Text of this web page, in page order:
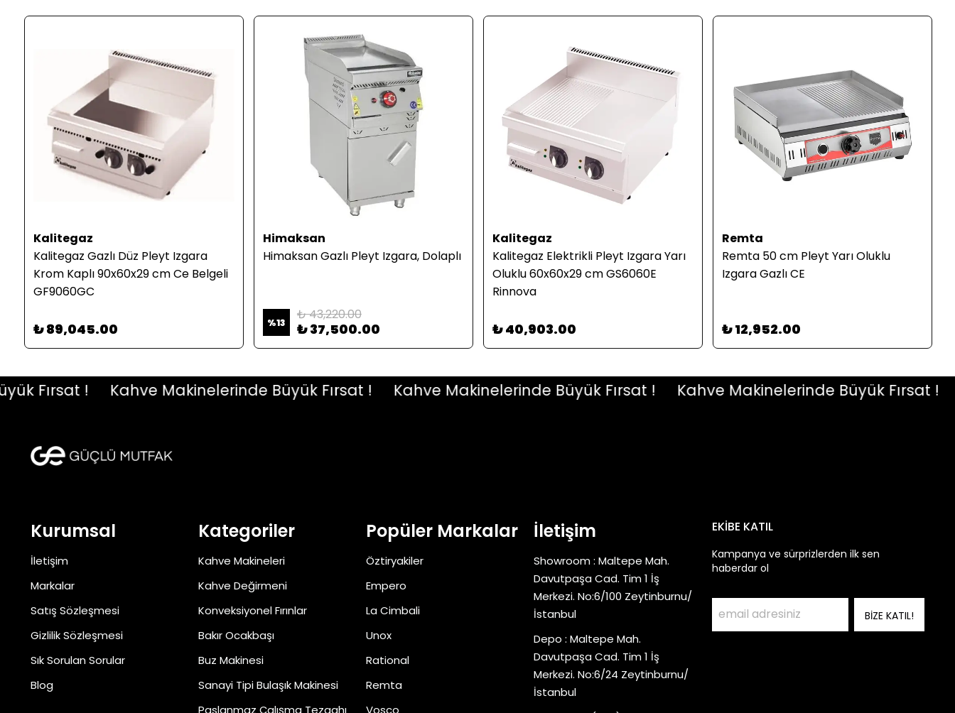
Kalitegaz
Kalitegaz Gazlı Düz Pleyt Izgara
Krom Kaplı 90x60x29 cm Ce Belgeli
GF9060GC
₺ 89,045.00
Himaksan
Himaksan Gazlı Pleyt Izgara, Dolaplı
%13 ₺ 43,220.00
₺ 37,500.00
Kalitegaz
Kalitegaz Elektrikli Pleyt Izgara Yarı
Oluklu 60x60x29 cm GS6060E
Rinnova
₺ 40,903.00
Remta
Remta 50 cm Pleyt Yarı Oluklu
Izgara Gazlı CE
₺ 12,952.00
Fırsat ! Kahve Makinelerinde Büyük Fırsat ! Kahve Makinelerinde Büyük Fırsat ! Kahve Makinelerinde Büyük Fırsat !
Kurumsal
İletişim
Markalar
Satış Sözleşmesi
Gizlilik Sözleşmesi
Sık Sorulan Sorular
Blog
Kategoriler
Kahve Makineleri
Kahve Değirmeni
Konveksiyonel Fırınlar
Bakır Ocakbaşı
Buz Makinesi
Sanayi Tipi Bulaşık Makinesi
Paslanmaz Çalışma Tezgahı
Popüler Markalar
Öztiryakiler
Empero
La Cimbali
Unox
Rational
Remta
Vosco
İletişim
Showroom : Maltepe Mah.
Davutpaşa Cad. Tim 1 İş
Merkezi. No:6/100 Zeytinburnu/
İstanbul
Depo : Maltepe Mah.
Davutpaşa Cad. Tim 1 İş
Merkezi. No:6/24 Zeytinburnu/
İstanbul
EKİBE KATIL
Kampanya ve sürprizlerden ilk sen
haberdar ol
BİZE KATIL!